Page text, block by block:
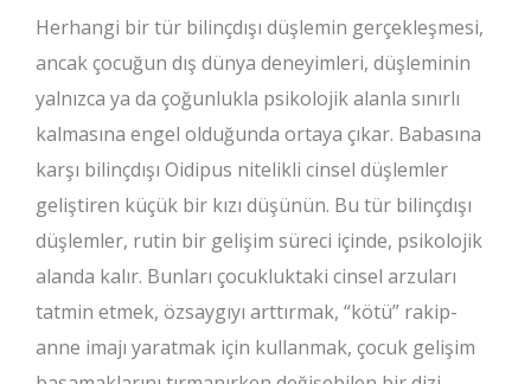
Herhangi bir tür bilinçdışı düşlemin gerçekleşmesi,
ancak çocuğun dış dünya deneyimleri, düşleminin
yalnızca ya da çoğunlukla psikolojik alanla sınırlı
kalmasına engel olduğunda ortaya çıkar. Babasına
karşı bilinçdışı Oidipus nitelikli cinsel düşlemler
geliştiren küçük bir kızı düşünün. Bu tür bilinçdışı
düşlemler, rutin bir gelişim süreci içinde, psikolojik
alanda kalır. Bunları çocukluktaki cinsel arzuları
tatmin etmek, özsaygıyı arttırmak, “kötü” rakip-
anne imajı yaratmak için kullanmak, çocuk gelişim